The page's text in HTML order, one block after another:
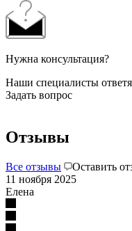
Нужна консультация?
Наши специалисты
Задать вопрос
Отзывы
Все отзывы
Оставить
11 ноября 2025
Елена